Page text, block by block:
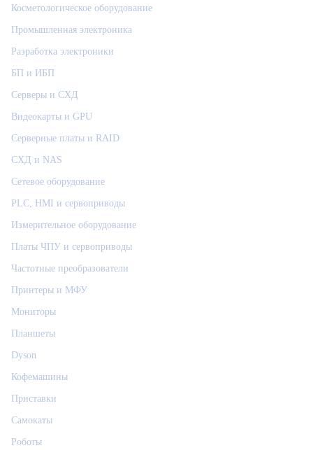
Косметологическое оборудование
Промышленная электроника
Разработка электроники
БП и ИБП
Серверы и СХД
Видеокарты и GPU
Серверные платы и RAID
СХД и NAS
Сетевое оборудование
PLC, HMI и сервоприводы
Измерительное оборудование
Платы ЧПУ и сервоприводы
Частотные преобразователи
Принтеры и МФУ
Мониторы
Планшеты
Dyson
Кофемашины
Приставки
Самокаты
Роботы